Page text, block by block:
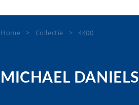
Home > Collectie >4400
MICHAEL DANIELS